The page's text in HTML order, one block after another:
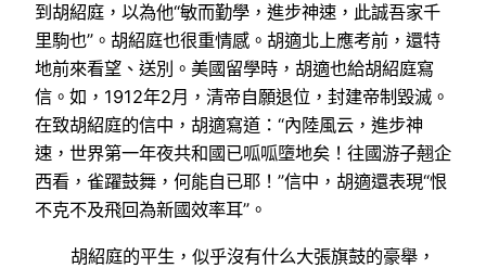
到胡紹庭，以為他“敏而勤學，進步神速，此誠吾家千
里駒也”。胡紹庭也很重情感。胡適北上應考前，還特
地前來看望、送別。美國留學時，胡適也給胡紹庭寫
信。如，1912年2月，清帝自願退位，封建帝制毀滅。
在致胡紹庭的信中，胡適寫道：“內陸風云，進步神
速，世界第一年夜共和國已呱呱墮地矣！往國游子翹企
西看，雀躍鼓舞，何能自已耶！”信中，胡適還表現“恨
不克不及飛回為新國效率耳”。
胡紹庭的平生，似乎沒有什么大張旗鼓的豪舉，